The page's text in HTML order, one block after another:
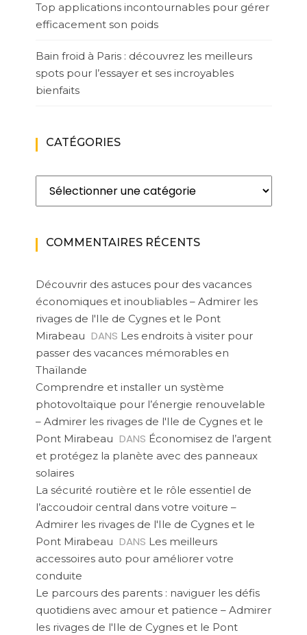
Top applications incontournables pour gérer
efficacement son poids
Bain froid à Paris : découvrez les meilleurs
spots pour l’essayer et ses incroyables
bienfaits
CATÉGORIES
Catégories
COMMENTAIRES RÉCENTS
Découvrir des astuces pour des vacances
économiques et inoubliables – Admirer les
rivages de l'Ile de Cygnes et le Pont
Mirabeau DANS Les endroits à visiter pour
passer des vacances mémorables en
Thaïlande
Comprendre et installer un système
photovoltaïque pour l’énergie renouvelable
– Admirer les rivages de l'Ile de Cygnes et le
Pont Mirabeau DANS Économisez de l’argent
et protégez la planète avec des panneaux
solaires
La sécurité routière et le rôle essentiel de
l’accoudoir central dans votre voiture –
Admirer les rivages de l'Ile de Cygnes et le
Pont Mirabeau DANS Les meilleurs
accessoires auto pour améliorer votre
conduite
Le parcours des parents : naviguer les défis
quotidiens avec amour et patience – Admirer
les rivages de l'Ile de Cygnes et le Pont